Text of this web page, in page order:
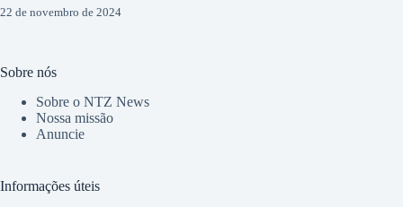
22 de novembro de 2024
Sobre nós
Sobre o NTZ News
Nossa missão
Anuncie
Informações úteis